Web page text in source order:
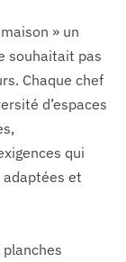
» un
souhaitait pas
Chaque chef
d’espaces
qui
et
planches